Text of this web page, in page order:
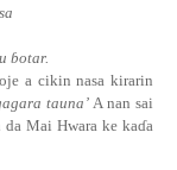
ɓotar.
a cikin nasa kirarin
tauna’A nan sai
da Mai Hwara ke kaɗa